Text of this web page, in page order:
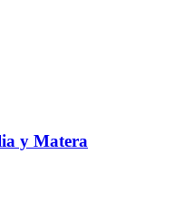
y Matera